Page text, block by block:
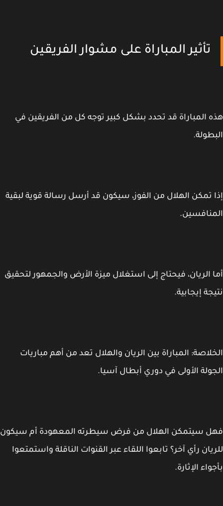
تأثير المباراة على مشوار الفريقين
المباراة قد تحدد بشكل كبير توجه كل من الفريقين في
تمكن الهلال من الفوز، سيكون قد أرسل رسالة قوية لبقية
الريان، فيحتاج إلى استغلال ميزة الأرض والجمهور لتحقيق
إيجابية.
المباراة بين الريان والهلال تعد من أهم مباريات
الأولى في دوري أبطال آسيا.
سيتمكن الهلال من فرض سيطرته المعهودة أم سيكون
رأي آخر؟ تابعوا اللقاء عبر القنوات الناقلة واستمتعوا
الإثارة.